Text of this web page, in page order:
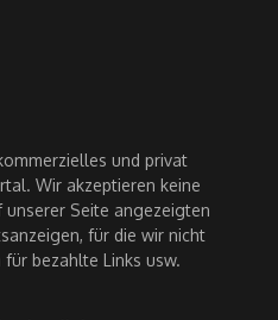
und privat
Wir akzeptieren keine
Seite angezeigten
für die wir nicht
bezahlte Links usw.